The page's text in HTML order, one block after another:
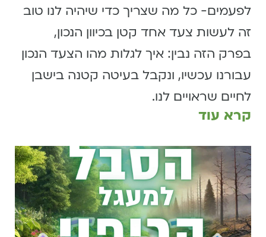
לפעמים- כל מה שצריך כדי שיהיה לנו טוב
זה לעשות צעד אחד קטן בכיוון הנכון,
בפרק הזה נבין: איך לגלות מהו הצעד הנכון
עבורנו עכשיו, ונקבל בעיטה קטנה בישבן
לחיים שראויים לנו.
קרא עוד